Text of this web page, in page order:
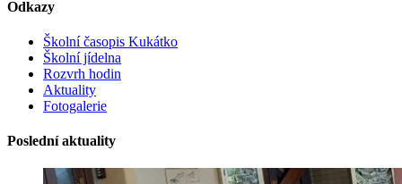
Odkazy
Školní časopis Kukátko
Školní jídelna
Rozvrh hodin
Aktuality
Fotogalerie
Poslední aktuality